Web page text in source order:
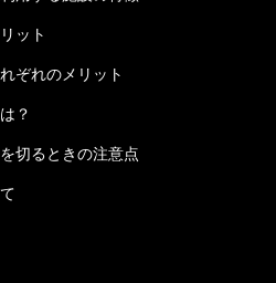
ット
ぞれのメリット
？
切るときの注意点